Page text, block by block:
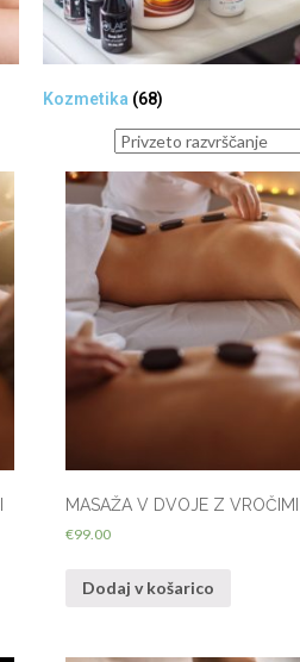
Kozmetika (68)
MASAŽA V DVOJE Z VROČIMI
€99.00
Dodaj v košarico